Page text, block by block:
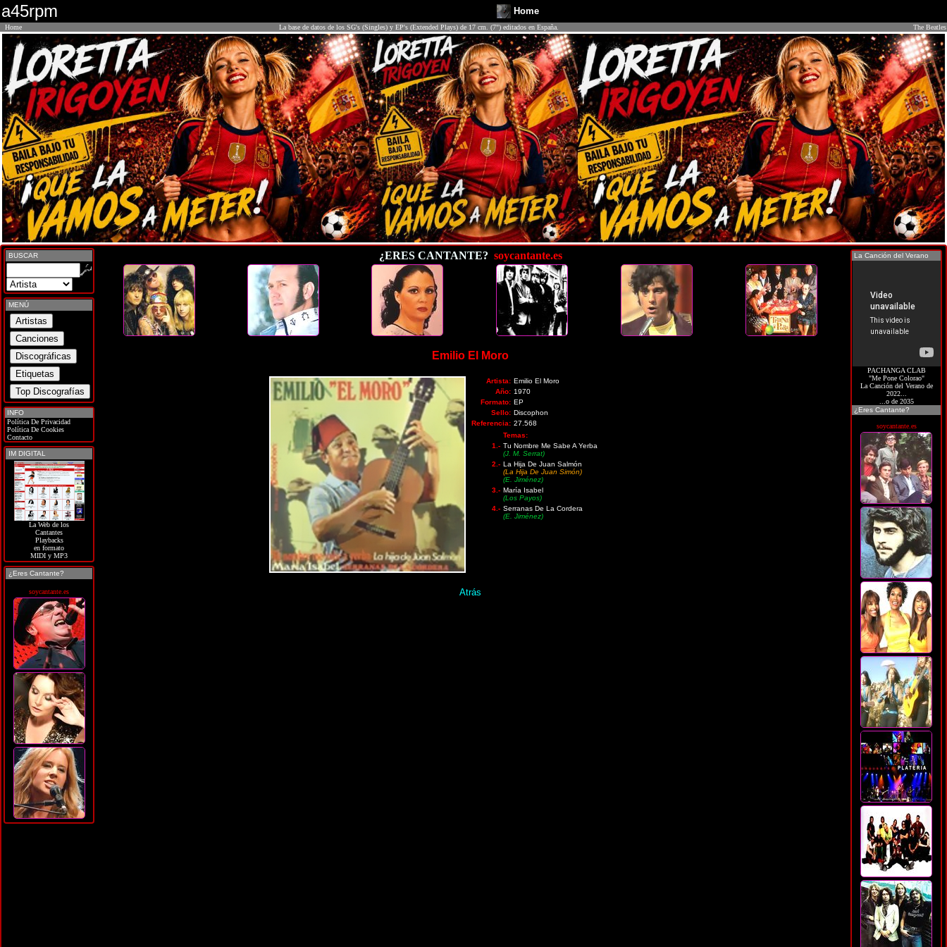
a45rpm Home
Home La base de datos de los SG's (Singles) y EP's (Extended Plays) de 17 cm. (7") editados en España. The Beatles
BUSCAR
MENÚ
INFO
Política De Privacidad
Política De Cookies
Contacto
IM DIGITAL
La Web de los
Cantantes
Playbacks
en formato
MIDI y MP3
¿Eres Cantante?
soycantante.es
¿ERES CANTANTE? soycantante.es
Emilio El Moro
Artista: Emilio El Moro
Año: 1970
Formato: EP
Sello: Discophon
Referencia: 27.568
Temas:
1.- Tu Nombre Me Sabe A Yerba
(J. M. Serrat)
2.- La Hija De Juan Salmón
(La Hija De Juan Simón)
(E. Jiménez)
3.- María Isabel
(Los Payos)
4.- Serranas De La Cordera
(E. Jiménez)
Atrás
La Canción del Verano
PACHANGA CLAB
"Me Pone Colorao"
La Canción del Verano de
2022...
...o de 2035
¿Eres Cantante?
soycantante.es